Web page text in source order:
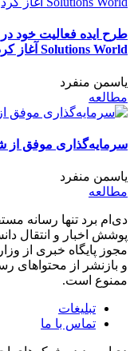
Solutions World آغاز کرد
یاسمن منفرد
مطالعه
سرمایه‌گذاری موفق از
یاسمن منفرد
مطالعه
دی‌ام برد تنها رسانه
پوشش اخبار و انتقال
مجوز پایگاه خبری از
و بازنشر از محتواهای
ممنوع است.
تبلیغات
تماس با ما